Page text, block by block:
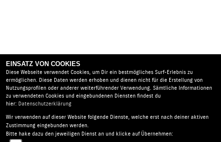
Zweiradhaus Klein |Wittichenauer Str. 11 | 02977
Hoyerswerda | Deutschland
EINSATZ VON COOKIES
Diese Webseite verwendet Cookies, um Dir ein bestmögliches Surf-Erlebnis zu
ermöglichen. Diese Daten werden erhoben und dienen nicht für die Erstellung von
Nutzungsprofilen oder anderer weiterführender Verwendung. Sämtliche Informationen
zu verwendeten Cookies und eingebundenen Diensten findest du
hier: Datenschutzerklärung
Wir verwenden auf dieser Website folgende Dienste, welche erst nach deiner aktiven
Zustimmung eingebunden werden.
Bitte hake dazu den jeweiligen Dienst an und klicke auf Übernehmen: